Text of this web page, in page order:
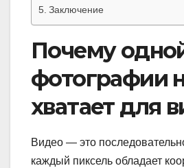
Заключение
Почему
фотографии
хватает для
Видео — это
каждый пиксель обладает